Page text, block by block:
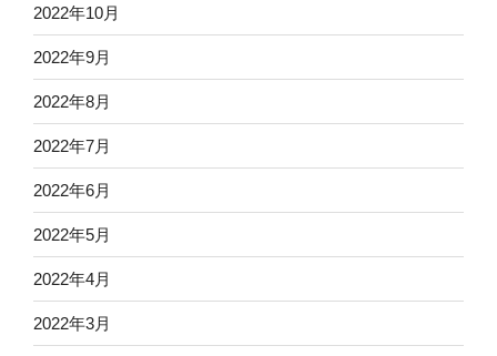
2022年10月
2022年9月
2022年8月
2022年7月
2022年6月
2022年5月
2022年4月
2022年3月